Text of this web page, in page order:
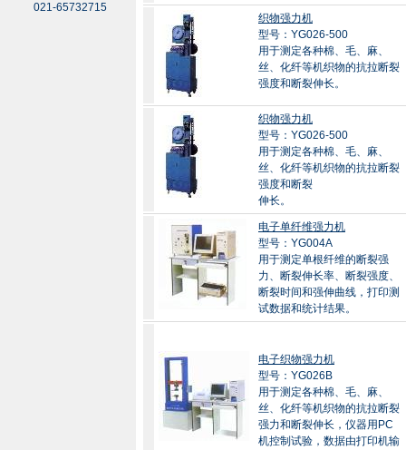
021-65732715
织物强力机
型号：YG026-500
用于测定各种棉、毛、麻、
丝、化纤等机织物的抗拉断裂
强度和断裂伸长。
织物强力机
型号：YG026-500
用于测定各种棉、毛、麻、
丝、化纤等机织物的抗拉断裂
强度和断裂
伸长。
电子单纤维强力机
型号：YG004A
用于测定单根纤维的断裂强
力、断裂伸长率、断裂强度、
断裂时间和强伸曲线，打印测
试数据和统计结果。
电子织物强力机
型号：YG026B
用于测定各种棉、毛、麻、
丝、化纤等机织物的抗拉断裂
强力和断裂伸长，仪器用PC
机控制试验，数据由打印机输